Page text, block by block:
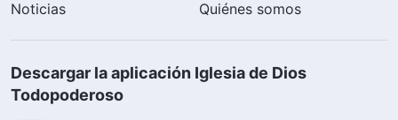
Noticias
Quiénes somos
Descargar la aplicación Iglesia de Dios
Todopoderoso